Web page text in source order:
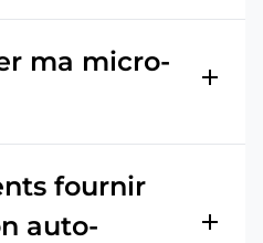
ma micro-
add
fournir
auto-
add